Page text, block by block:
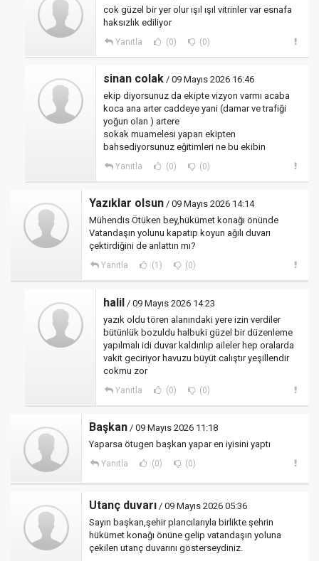
cok güzel bir yer olur ışıl ışıl vitrinler var esnafa
haksızlık ediliyor
Yanıtla (0) (0)
sinan colak / 09 Mayıs 2026 16:46
ekip diyorsunuz da ekipte vizyon varmı acaba
koca ana arter caddeye yani (damar ve trafiği
yoğun olan ) artere
sokak muamelesi yapan ekipten
bahsediyorsunuz eğitimleri ne bu ekibin
Yanıtla (0) (0)
Yazıklar olsun / 09 Mayıs 2026 14:14
Mühendis Ötüken bey,hükümet konağı önünde
Vatandaşın yolunu kapatıp koyun ağılı duvarı
çektirdiğini de anlattın mı?
Yanıtla (1) (0)
halil / 09 Mayıs 2026 14:23
yazık oldu tören alanındaki yere izin verdiler
bütünlük bozuldu halbuki güzel bir düzenleme
yapılmalı idi duvar kaldırılıp aileler hep oralarda
vakit geciriyor havuzu büyüt calıştır yeşillendir
cokmu zor
Yanıtla (0) (0)
Başkan / 09 Mayıs 2026 11:18
Yaparsa ötugen başkan yapar en iyisini yaptı
Yanıtla (0) (0)
Utanç duvarı / 09 Mayıs 2026 05:36
Sayın başkan,şehir plancılarıyla birlikte şehrin
hükümet konağı önüne gelip vatandaşın yoluna
çekilen utanç duvarını gösterseydiniz.